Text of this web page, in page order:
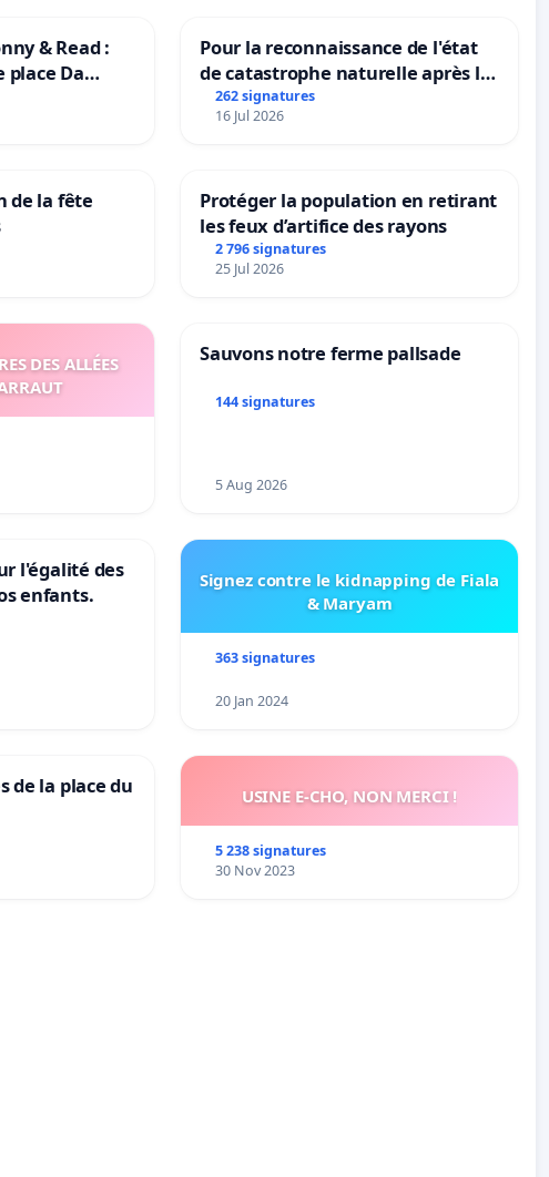
& Read :
Da
Pour la reconnaissance de l'état
de catastrophe naturelle après la
grêle du 15 juillet 2026 à Aubenas
et ses alentours
262 signatures
16 Jul 2026
de la fête
Protéger la population en retirant
les feux d’artifice des rayons
2 796 signatures
25 Jul 2026
DES ALLÉES
Sauvons notre ferme pallsade
144 signatures
5 Aug 2026
l'égalité des
enfants.
Signez contre le kidnapping de Fiala
& Maryam
363 signatures
20 Jan 2024
de la place du
USINE E-CHO, NON MERCI !
5 238 signatures
30 Nov 2023